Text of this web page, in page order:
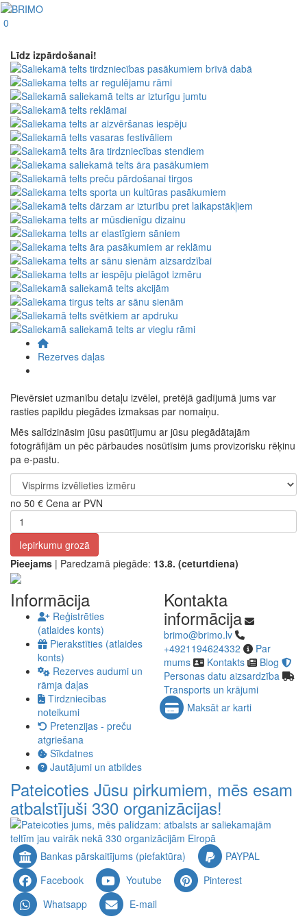
0
Līdz izpārdošanai!
Rezerves daļas
Pievērsiet uzmanību detaļu izvēlei, pretējā gadījumā jums var
rasties papildu piegādes izmaksas par nomaiņu.
Mēs salīdzināsim jūsu pasūtījumu ar jūsu piegādātajām
fotogrāfijām un pēc pārbaudes nosūtīsim jums provizorisku rēķinu
pa e-pastu.
no 50 € Cena ar PVN
Iepirkumu grozā
Pieejams | Paredzamā piegāde: 13.8. (ceturtdiena)
Informācija
Reģistrēties
(atlaides konts)
Pierakstīties (atlaides
konts)
Rezerves audumi un
rāmja daļas
Tirdzniecības
noteikumi
Pretenzijas - preču
atgriešana
Sīkdatnes
Jautājumi un atbildes
Kontakta
informācija
brimo@brimo.lv
+4921194624332
Par
mums
Kontakts
Blog
Personas datu aizsardzība
Transports un krājumi
Pateicoties Jūsu pirkumiem, mēs esam
atbalstījuši 330 organizācijas!
Maksāt ar karti
Bankas pārskaitījums (piefaktūra)
PAYPAL
Facebook
Youtube
Pinterest
Whatsapp
E-mail